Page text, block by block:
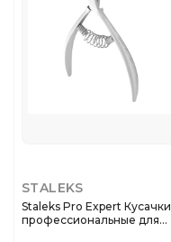
STALEKS
Staleks Pro Expert Кусачки
профессиональные для